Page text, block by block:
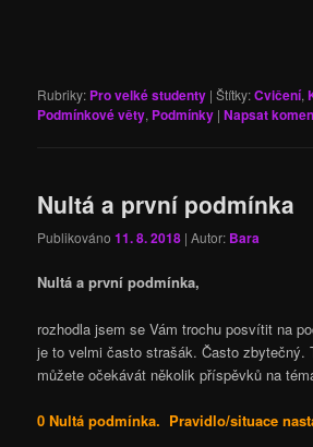
Rubriky: Pro velké studenty |Štítky:Cvičení,
Podmínkové věty, Podmínky |Napsat
Nultá a první podmínka
Publikováno11. 8. 2018 | Autor: Bara
Nultá a první podmínka,
rozhodla jsem se Vám trochu posvítit na
je to velmi často strašák. Často zbytečný.
můžete očekávát několik příspěvků na
0 Nultá podmínka. Pravidlo/situace